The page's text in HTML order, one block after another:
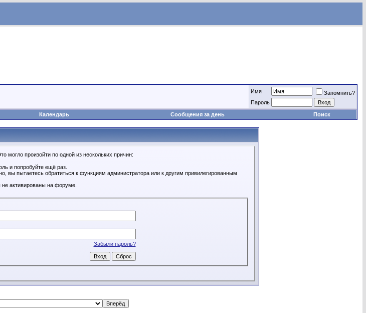
Имя
Запомнить?
Пароль
Календарь Сообщения за день Поиск
могло произойти по одной из нескольких причин:
и попробуйте ещё раз.
вы пытаетесь обратиться к функциям администратора или к другим привилегированным
активированы на форуме.
Забыли пароль?